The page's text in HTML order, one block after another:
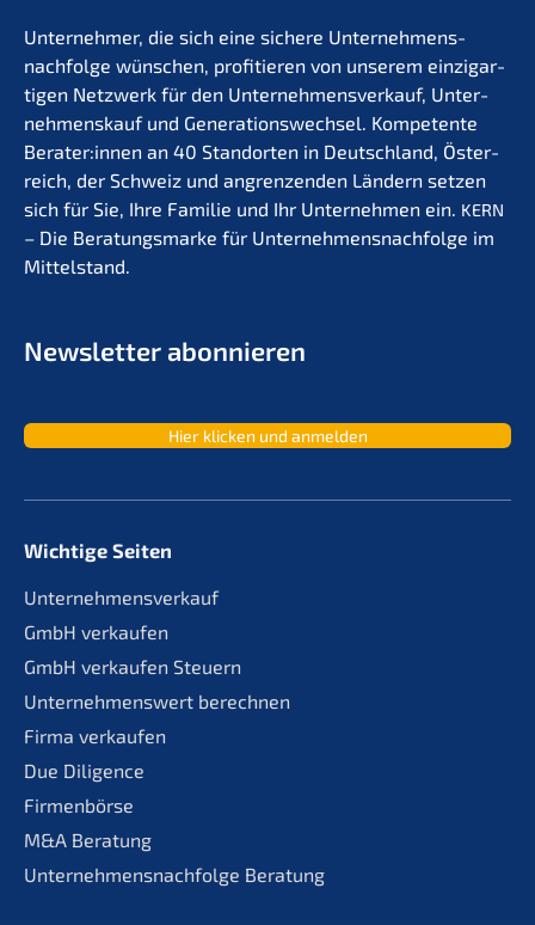
Unter­neh­mer, die sich eine siche­re Unternehmens­
nachfolge wünschen, profi­tie­ren von unserem einzig­ar­
ti­gen Netzwerk für den Unter­nehmens­verkauf, Unter­
nehmens­kauf und Generations­wechsel. Kompe­ten­te
Berater:innen an 40 Stand­or­ten in Deutsch­land, Öster­
reich, der Schweiz und angren­zen­den Ländern setzen
sich für Sie, Ihre Familie und Ihr Unter­neh­men ein. KERN
– Die Beratungs­mar­ke für Unternehmens­nachfolge im
Mittelstand.
Newslet­ter abonnieren
Hier klicken und anmelden
Wichtige Seiten
Unternehmensverkauf
GmbH verkaufen
GmbH verkaufen Steuern
Unternehmenswert berechnen
Firma verkaufen
Due Diligence
Firmenbörse
M&A Beratung
Unternehmensnachfolge Beratung